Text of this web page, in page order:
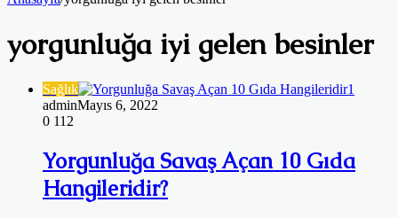
yorgunluğa iyi gelen besinler
Sağlık
adminMayıs 6, 2022
0 112
Yorgunluğa Savaş Açan 10 Gıda
Hangileridir?